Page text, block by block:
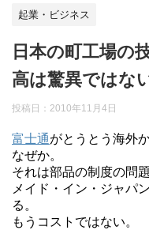
起業・ビジネス
日本の町工場の
高は驚異ではな
投稿日： 2010年11月4日
富士通がとうとう海外
なぜか。
それは部品の制度の問題
メイド・イン・ジャパ
る。
もうコストではない。